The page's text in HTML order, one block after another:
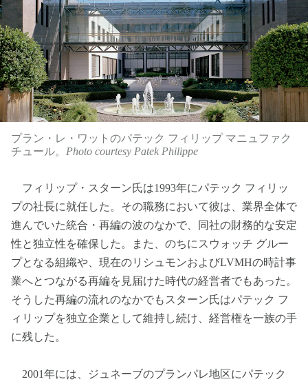
プラン・レ・ワットのパテック フィリップ マニュファク
チュール。 Photo courtesy Patek Philippe
フィリップ・スターン氏は1993年にパテック フィリッ
プの社長に就任した。その職務において彼は、業界全体で
進んでいた統合・再編の波のなかで、同社の財務的な安定
性と独立性を確保した。また、のちにスウォッチ グルー
プとなる組織や、現在のリシュモンおよびLVMHの時計事
業へとつながる再編を見届けた時代の経営者でもあった。
そうした再編の流れのなかでもスターン氏はパテック フ
ィリップを独立企業として維持し続け、経営権を一族の手
に残した。
2001年には、ジュネーブのプランパレ地区にパテック